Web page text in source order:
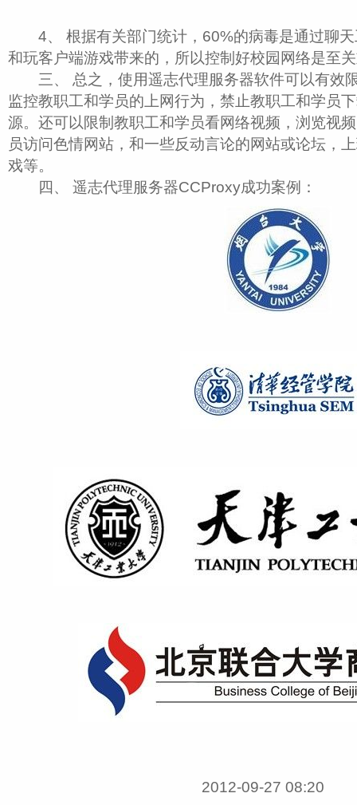
4、 根据有关部门统计，60%的病毒是通过聊天
和玩客户端游戏带来的，所以控制好校园网络是至
三、 总之，使用遥志代理服务器软件可以有效
监控教职工和学员的上网行为，禁止教职工和学员
源。还可以限制教职工和学员看网络视频，浏览视
员访问色情网站，和一些反动言论的网站或论坛，
戏等。
四、 遥志代理服务器CCProxy成功案例：
2012-09-27 08:20